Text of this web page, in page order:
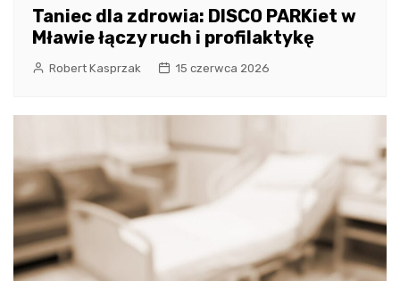
Taniec dla zdrowia: DISCO PARKiet w
Mławie łączy ruch i profilaktykę
Robert Kasprzak 15 czerwca 2026